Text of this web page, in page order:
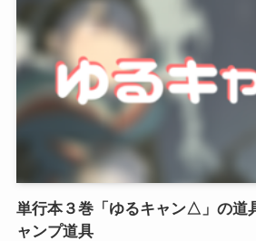
単行本３巻「ゆるキャン△」の道
ャンプ道具